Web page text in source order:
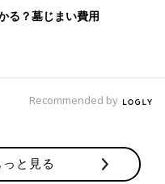
る？墓じまい費用
Recommended by
と見る